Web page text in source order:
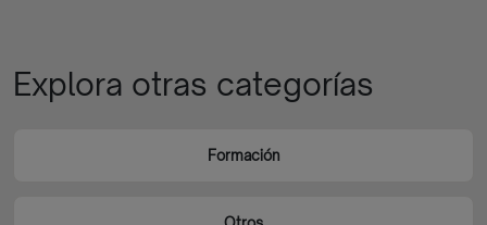
Explora otras categorías
Formación